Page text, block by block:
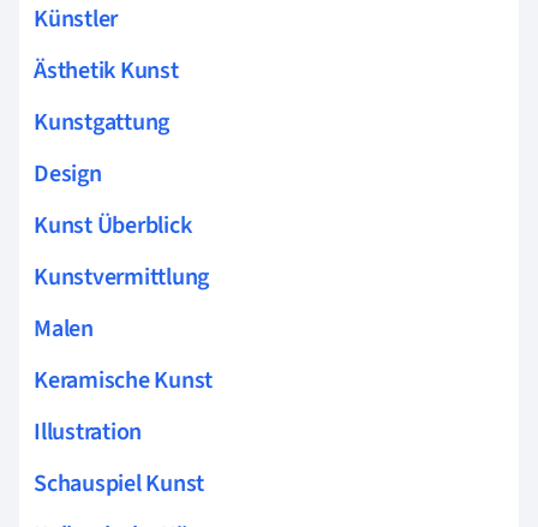
Künstler
Ästhetik Kunst
Kunstgattung
Design
Kunst Überblick
Kunstvermittlung
Malen
Keramische Kunst
Illustration
Schauspiel Kunst